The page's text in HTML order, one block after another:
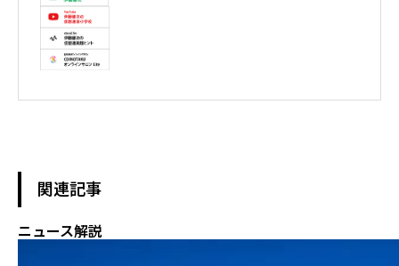
号資産取引所アドバイザー / 暗号資産投資アナリスト / Fintechコ
ンサルタント / 暗号資産非公式アーティスト /YouTuber
テレビ東京WBS出演　テレビ東京モーニングサテライト出演
他各メディア取材、出演
関連記事
ニュース解説